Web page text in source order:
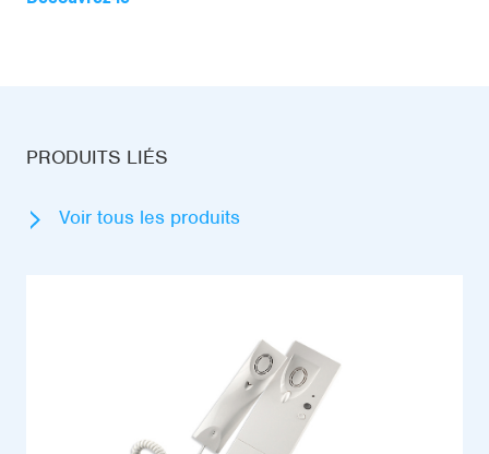
PRODUITS LIÉS
Voir tous les produits